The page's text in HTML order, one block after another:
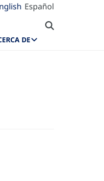
Español
DE